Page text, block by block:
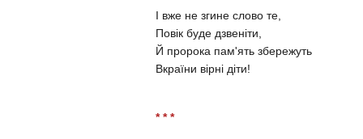
І вже не згине слово те,
Повік буде дзвеніти,
Й пророка пам'ять збережуть
Вкраїни вірні діти!
* * *